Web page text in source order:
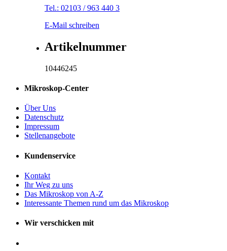
Tel.: 02103 / 963 440 3
E-Mail schreiben
Artikelnummer
10446245
Mikroskop-Center
Über Uns
Datenschutz
Impressum
Stellenangebote
Kundenservice
Kontakt
Ihr Weg zu uns
Das Mikroskop von A-Z
Interessante Themen rund um das Mikroskop
Wir verschicken mit